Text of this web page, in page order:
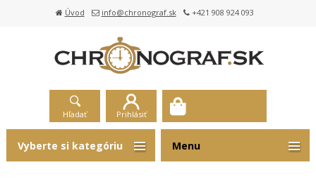
Úvod info@chronograf.sk +421 908 924 093
Hľadať Prihlásiť
Vyberte si kategóriu Menu